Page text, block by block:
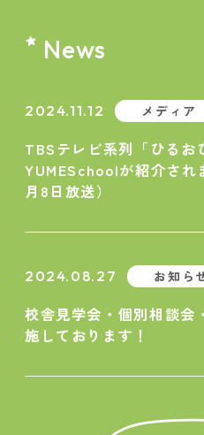
News
2024.11.12 メディア
TBSテレビ系列「ひるお
YUMESchoolが紹介され
月8日放送）
2024.08.27 お知ら
校舎見学会・個別相談会
施しております！